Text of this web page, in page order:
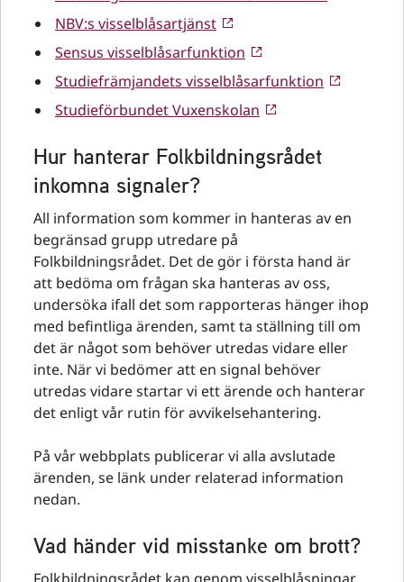
NBV:s visselblåsartjänst
Sensus visselblåsarfunktion
Studiefrämjandets visselblåsarfunktion
Studieförbundet Vuxenskolan
Hur hanterar Folkbildningsrådet
inkomna signaler?
All information som kommer in hanteras av en
begränsad grupp utredare på
Folkbildningsrådet. Det de gör i första hand är
att bedöma om frågan ska hanteras av oss,
undersöka ifall det som rapporteras hänger ihop
med befintliga ärenden, samt ta ställning till om
det är något som behöver utredas vidare eller
inte. När vi bedömer att en signal behöver
utredas vidare startar vi ett ärende och hanterar
det enligt vår rutin för avvikelsehantering.
På vår webbplats publicerar vi alla avslutade
ärenden, se länk under relaterad information
nedan.
Vad händer vid misstanke om brott?